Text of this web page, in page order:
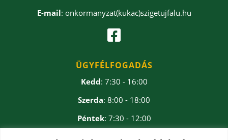
E-mail: onkormanyzat(kukac)szigetujfalu.hu

ÜGYFÉLFOGADÁS
Kedd: 7:30 - 16:00
Szerda: 8:00 - 18:00
Péntek: 7:30 - 12:00